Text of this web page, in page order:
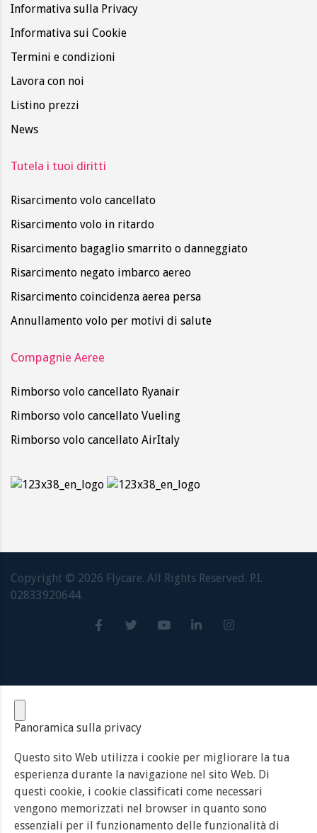
Informativa sulla Privacy
Informativa sui Cookie
Termini e condizioni
Lavora con noi
Listino prezzi
News
Tutela i tuoi diritti
Risarcimento volo cancellato
Risarcimento volo in ritardo
Risarcimento bagaglio smarrito o danneggiato
Risarcimento negato imbarco aereo
Risarcimento coincidenza aerea persa
Annullamento volo per motivi di salute
Compagnie Aeree
Rimborso volo cancellato Ryanair
Rimborso volo cancellato Vueling
Rimborso volo cancellato AirItaly
Copyright © 2026 Flycare. All Rights Reserved. P.I.
02833920644.
Panoramica sulla privacy
Questo sito Web utilizza i cookie per migliorare la tua
esperienza durante la navigazione nel sito Web. Di
questi cookie, i cookie classificati come necessari
vengono memorizzati nel browser in quanto sono
essenziali per il funzionamento delle funzionalità di